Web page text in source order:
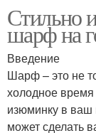
Стильно
шарф на
Введение
Шарф – это не
холодное время
изюминку в
может сделать